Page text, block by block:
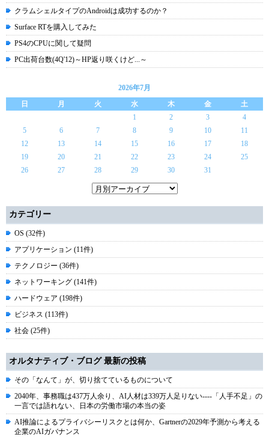
クラムシェルタイプのAndroidは成功するのか？
Surface RTを購入してみた
PS4のCPUに関して疑問
PC出荷台数(4Q'12)～HP返り咲くけど...～
2026年7月
日
月 火 水 木 金
土
1
2 3
4
5
6 7 8 9 10
11
12
13 14 15 16 17
18
19
20 21 22 23 24
25
26
27 28 29 30 31
カテゴリー
OS (32件)
アプリケーション (11件)
テクノロジー (36件)
ネットワーキング (141件)
ハードウェア (198件)
ビジネス (113件)
社会 (25件)
オルタナティブ・ブログ 最新の投稿
その「なんて」が、切り捨てているものについて
2040年、事務職は437万人余り、AI人材は339万人足りない----「人手不足」の
一言では語れない、日本の労働市場の本当の姿
AI推論によるプライバシーリスクとは何か、Gartnerの2029年予測から考える
企業のAIガバナンス